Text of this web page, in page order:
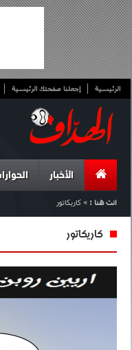
الرئيسية إجعلنا صفحتك الرئيسية
الأخبار
انت هنا : » كاريكاتور
كاريكاتور